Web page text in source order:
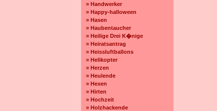
» Handwerker
» Happy-halloween
» Hasen
» Haubentaucher
» Heilige Drei K�nige
» Heiratsantrag
» Heissluftballons
» Helikopter
» Herzen
» Heulende
» Hexen
» Hirten
» Hochzeit
» Holzhackende